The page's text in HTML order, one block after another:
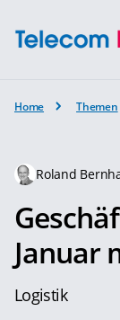
Home Themen
Roland
Januar
Logistik